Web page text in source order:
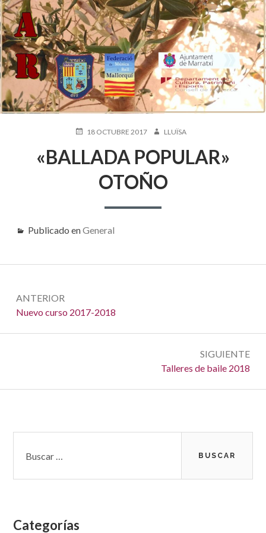
PUBLICADO
18 OCTUBRE 2017 AUTORLLUÏSA
«BALLADA POPULAR»
OTOÑO
Publicado enGeneral
de
entradas
ANTERIOR
Anterior:
Nuevo curso 2017-2018
SIGUIENTE
Siguiente:
Talleres de baile 2018
lateral
subsidiaria
Categorías